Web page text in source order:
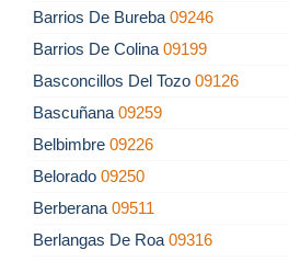
Barrios De Bureba 09246
Barrios De Colina 09199
Basconcillos Del Tozo 09126
Bascuñana 09259
Belbimbre 09226
Belorado 09250
Berberana 09511
Berlangas De Roa 09316